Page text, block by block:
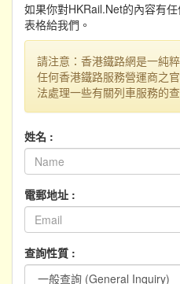
如果你對HKRail.Net的內容有
表格給我們。
請注意：香港鐵路網是一純
任何香港鐵路服務營運商之
法處理一些有關列車服務的
姓名 :
電郵地址 :
查詢性質 :